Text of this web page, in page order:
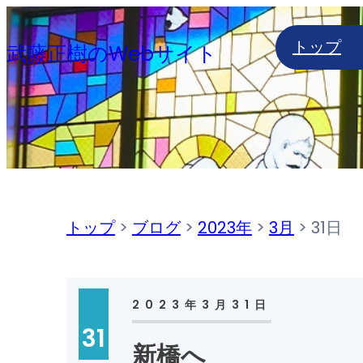
内
容
を
ス
キ
ッ
武藤正樹のWebサイト トップ
トップ> ブログ> 2023年> 3月 > 31日
31
2023年3月31日
新橋へ